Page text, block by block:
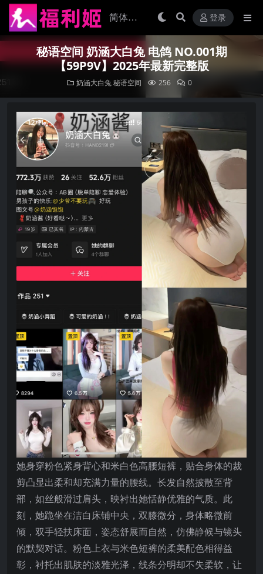
登录
秘语空间 奶涵大白兔 电鸽 NO.001期
【59P9V】2025年最新完整版
奶涵大白兔 秘语空间 256 0
她身穿粉色紧身背心和米白色高腰短裤，贴合身体的裁
剪凸显出柔和却充满力量的腰线。长发自然披散至背
部，如丝般滑过肩头，映衬出她恬静优雅的气质。此
刻，她跪坐在洁白床铺中央，双膝微分，身体略微前
倾，双手轻扶床面，姿态舒展而自然，仿佛静候与镜头
的默契对话。粉色上衣与米色短裤的柔美配色相得益
彰，衬托出肌肤的淡雅光泽，线条分明却不失柔软，让